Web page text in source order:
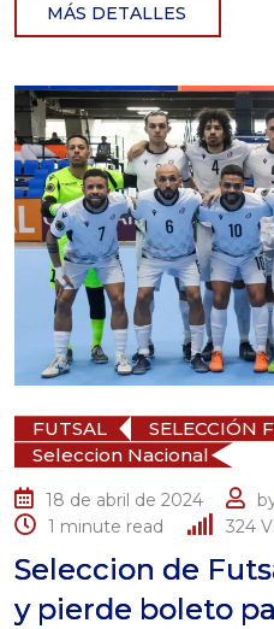
MÁS DETALLES
FUTSAL
SELECCIÓN
Seleccion Nacional
18 de abril de 2024
1 minute read
324
Seleccion de
y pierde boleto